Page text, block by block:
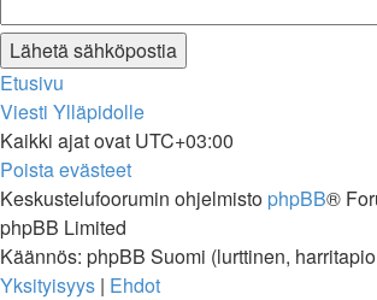
Etusivu
Viesti Ylläpidolle
Kaikki ajat ovat UTC+03:00
Poista evästeet
Keskustelufoorumin ohjelmisto phpBB®
phpBB Limited
Käännös: phpBB Suomi (lurttinen,
Yksityisyys | Ehdot